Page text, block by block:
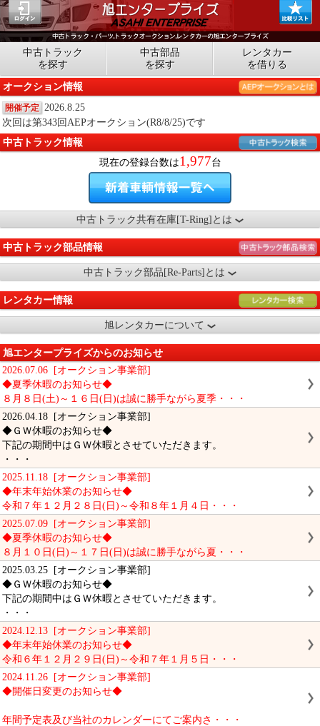
中古トラック
を探す
中古部品
を探す
レンタカー
を借りる
オークション情報
開催予定
2026.8.25
次回は第343回AEPオークション(R8/8/25)です
中古トラック情報
現在の登録台数は1,977台
中古トラック共有在庫[T-Ring]とは
中古トラック部品情報
中古トラック部品[Re-Parts]とは
レンタカー情報
旭レンタカーについて
旭エンタープライズからのお知らせ
2026.07.06 [オークション事業部]
◆夏季休暇のお知らせ◆
８月８日(土)～１６日(日)は誠に勝手ながら夏季・・・
2026.04.18 [オークション事業部]
◆ＧＷ休暇のお知らせ◆
下記の期間中はＧＷ休暇とさせていただきます。
・・・
2025.11.18 [オークション事業部]
◆年末年始休業のお知らせ◆
令和７年１２月２８日(日)～令和８年１月４日・・・
2025.07.09 [オークション事業部]
◆夏季休暇のお知らせ◆
８月１０日(日)～１７日(日)は誠に勝手ながら夏・・・
2025.03.25 [オークション事業部]
◆ＧＷ休暇のお知らせ◆
下記の期間中はＧＷ休暇とさせていただきます。
・・・
2024.12.13 [オークション事業部]
◆年末年始休業のお知らせ◆
令和６年１２月２９日(日)～令和７年１月５日・・・
2024.11.26 [オークション事業部]
◆開催日変更のお知らせ◆
年間予定表及び当社のカレンダーにてご案内さ・・・